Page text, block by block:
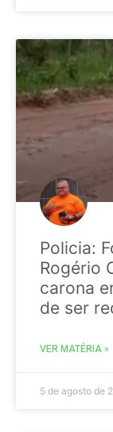
Policia:
Rogério
carona
de ser
VER MATÉRIA »
5 de agosto de